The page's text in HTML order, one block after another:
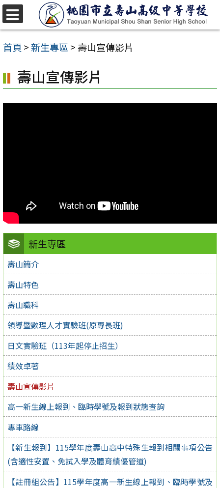
跳
至
主
內
容
首頁 > 新生專區> 壽山宣傳影片
新生專區
壽山簡介
壽山特色
壽山職科
領導暨數理人才實驗班(原專長班)
日文實驗班（113年起停止招生）
績效卓著
壽山宣傳影片
高一新生線上報到、臨時學號及報到狀態查詢
專車路線
【新生報到】115學年度壽山高中特殊生報到相關事項公告
(含適性安置、免試入學及體育績優管道)
【註冊組公告】115學年度高一新生線上報到、臨時學號及
壽山宣傳影片
選
單